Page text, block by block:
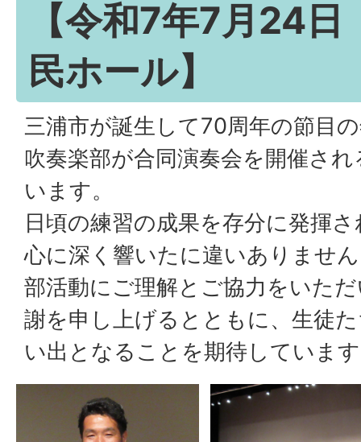
【令和7年7月24
民ホール】
三浦市が誕生して70周年の節目
吹奏楽部が合同演奏会を開催さ
います。
日頃の練習の成果を存分に発揮
心に深く響いたに違いありませ
部活動にご理解とご協力をいた
謝を申し上げるとともに、生徒
い出となることを期待していま